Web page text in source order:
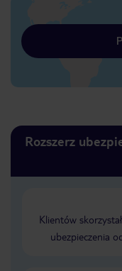
Rozszerz
Klientów
ubezpieczenia